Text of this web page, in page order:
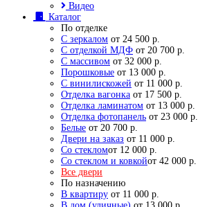
Видео
Каталог
По отделке
С зеркалом от 24 500 р.
С отделкой МДФ от 20 700 р.
С массивом от 32 000 р.
Порошковые от 13 000 р.
С винилискожей от 11 000 р.
Отделка вагонка от 17 500 р.
Отделка ламинатом от 13 000 р.
Отделка фотопанель от 23 000 р.
Белые от 20 700 р.
Двери на заказ от 11 000 р.
Со стекломот 12 000 р.
Со стеклом и ковкойот 42 000 р.
Все двери
По назначению
В квартиру от 11 000 р.